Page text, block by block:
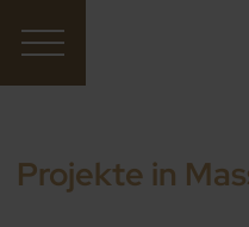
Projekte in